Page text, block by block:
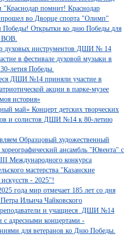
помнит! Краснодар
прошел во Дворце спорта "Олимп"
Открытки ко дню Победы для
ВОВ.
духовых инструментов ДШИ № 14
в фестивале духовой музыки в
летия Победы.
ДШИ №14 приняли участие в
акции в парке-музее
история»
май» Концерт детских творческих
и солистов ДШИ №14 к 80-летию
Образцовый художественный
хореографический ансамбль "Ювента" с
Международного конкурса
мастерства "Казанские
искусств - 2025"!
года мир отмечает 185 лет со дня
Ильича Чайковского
и учащиеся ДШИ №14
с адресными концертами -
для ветеранов ко Дню Победы.